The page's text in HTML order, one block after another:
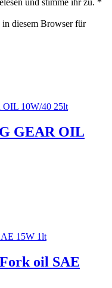
diesem Browser für
GEAR OIL
oil SAE